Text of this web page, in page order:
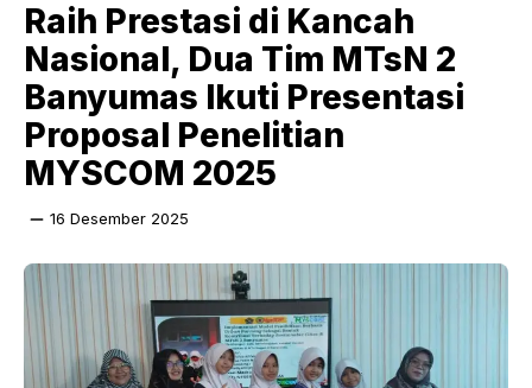
Raih Prestasi di Kancah
Nasional, Dua Tim MTsN 2
Banyumas Ikuti Presentasi
Proposal Penelitian
MYSCOM 2025​
16 Desember 2025